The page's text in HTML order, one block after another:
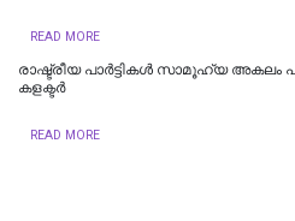
READ MORE
രാഷ്ട്രീയ പാർട്ടികള്‍ സാമൂഹ്യ അകലം
കളക്ടർ
READ MORE